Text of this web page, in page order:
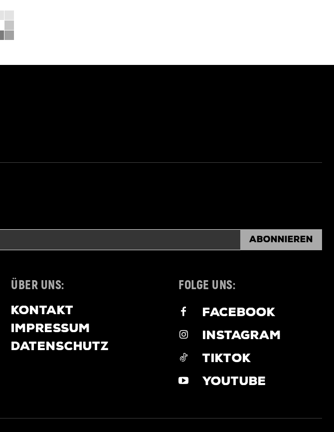
Abonnieren
ÜBER UNS:
KONTAKT
IMPRESSUM
DATENSCHUTZ
FOLGE UNS:
FACEBOOK
INSTAGRAM
TIKTOK
YOUTUBE